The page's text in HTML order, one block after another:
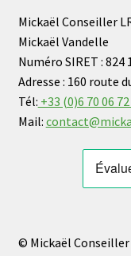
Mickaël Conseiller
Mickaël Vandelle
Numéro SIRET : 824
Adresse : 160 route
Tél: +33 (0)6 70 06
Mail:
© Mickaël Conseiller